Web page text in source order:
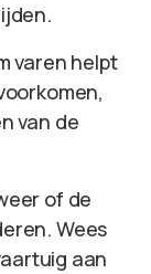
varen helpt
van de
of de
Wees
aan